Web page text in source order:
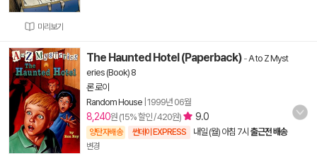
미리보기
The Haunted Hotel (Paperback) -A to Z Myst
eries (Book) 8
론 로이
Random House 1999년 06월
8,240원 (15% 할인 / 420원) 9.0
양탄자배송 썬데이 EXPRESS 내일 (월) 아침 7시 출근전 배송
변경